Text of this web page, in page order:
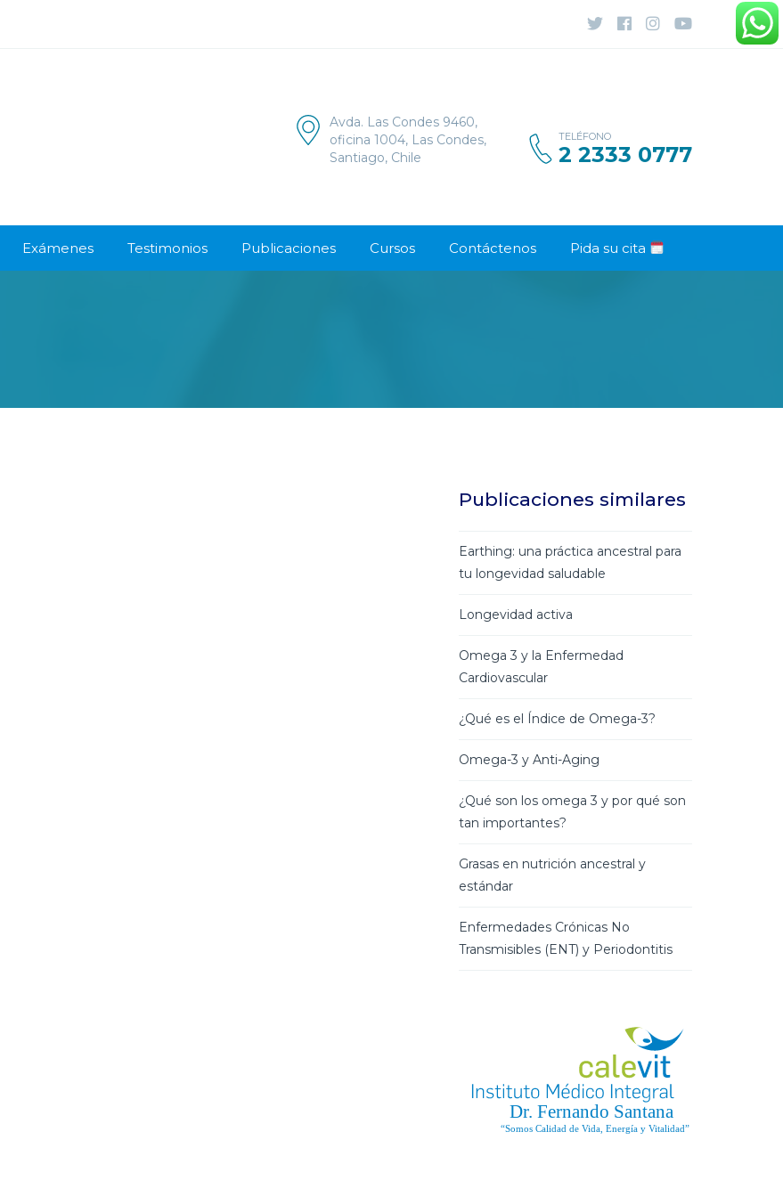
Avda. Las Condes 9460,
oficina 1004, Las Condes,
Santiago, Chile
TELÉFONO
2 2333 0777
Exámenes Testimonios Publicaciones Cursos Contáctenos Pida su cita
Publicaciones similares
Earthing: una práctica ancestral para
tu longevidad saludable
Longevidad activa
Omega 3 y la Enfermedad
Cardiovascular
¿Qué es el Índice de Omega-3?
Omega-3 y Anti-Aging
¿Qué son los omega 3 y por qué son
tan importantes?
Grasas en nutrición ancestral y
estándar
Enfermedades Crónicas No
Transmisibles (ENT) y Periodontitis